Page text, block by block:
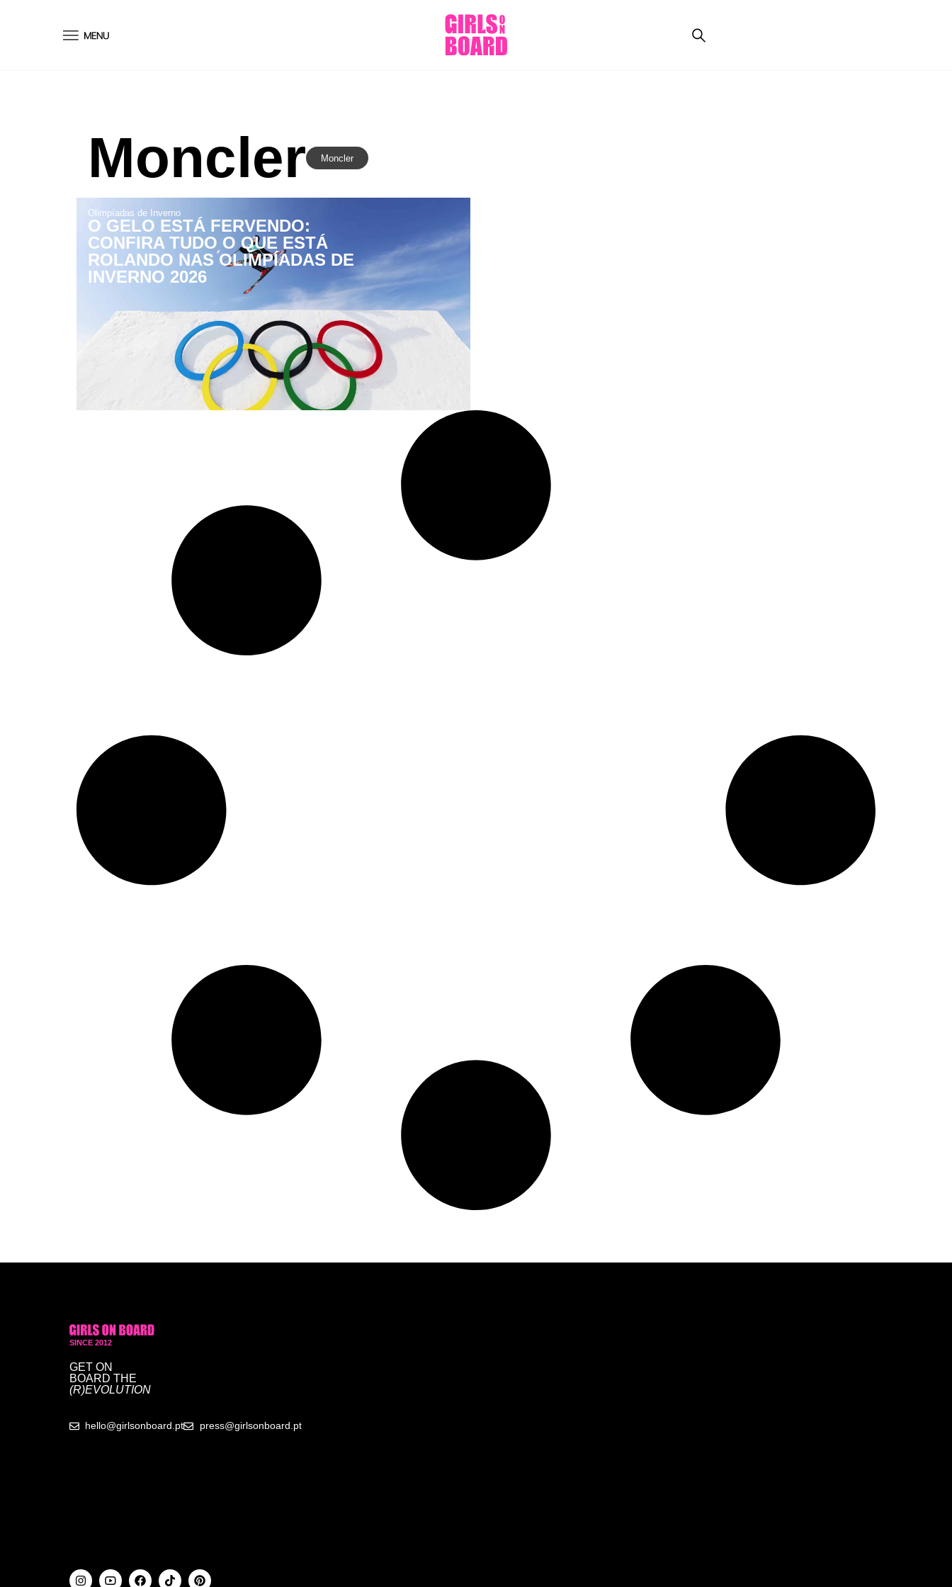
Moncler Moncler
Olimpíadas de Inverno
O GELO ESTÁ FERVENDO:
CONFIRA TUDO O QUE ESTÁ
ROLANDO NAS OLIMPÍADAS DE
INVERNO 2026
SINCE 2012
GET ON
BOARD THE
(R)EVOLUTION
hello@girlsonboard.pt press@girlsonboard.pt